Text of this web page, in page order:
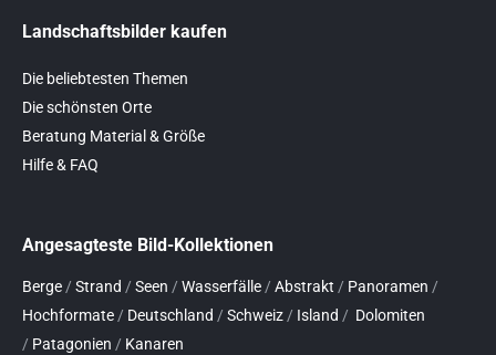
Landschaftsbilder kaufen
Die beliebtesten Themen
Die schönsten Orte
Beratung Material & Größe
Hilfe & FAQ
Angesagteste Bild-Kollektionen
Berge / Strand / Seen / Wasserfälle / Abstrakt / Panoramen /
Hochformate / Deutschland / Schweiz / Island / Dolomiten
/ Patagonien / Kanaren